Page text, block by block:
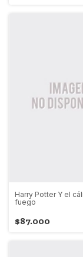
Harry Potter Y el
fuego
$87.000